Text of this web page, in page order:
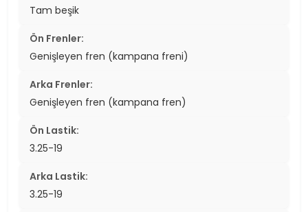
Tam beşik
Ön Frenler:
Genişleyen fren (kampana freni)
Arka Frenler:
Genişleyen fren (kampana fren)
Ön Lastik:
3.25-19
Arka Lastik:
3.25-19